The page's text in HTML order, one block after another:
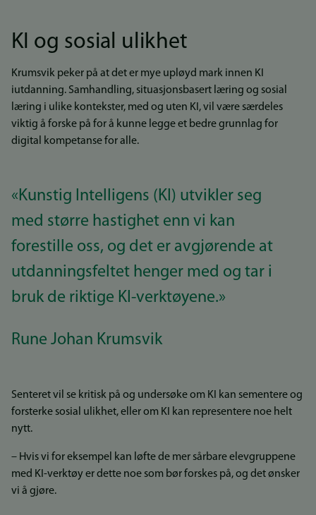
KI og sosial ulikhet
Krumsvik peker på at det er mye upløyd mark innen KI
iutdanning. Samhandling, situasjonsbasert læring og sosial
læring i ulike kontekster, med og uten KI, vil være særdeles
viktig å forske på for å kunne legge et bedre grunnlag for
digital kompetanse for alle.
«Kunstig Intelligens (KI) utvikler seg
med større hastighet enn vi kan
forestille oss, og det er avgjørende at
utdanningsfeltet henger med og tar i
bruk de riktige KI-verktøyene.»
Rune Johan Krumsvik
Senteret vil se kritisk på og undersøke om KI kan sementere og
forsterke sosial ulikhet, eller om KI kan representere noe helt
nytt.
– Hvis vi for eksempel kan løfte de mer sårbare elevgruppene
med KI-verktøy er dette noe som bør forskes på, og det ønsker
vi å gjøre.